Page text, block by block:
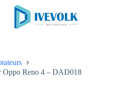
Oppo Reno 4 – DAD018